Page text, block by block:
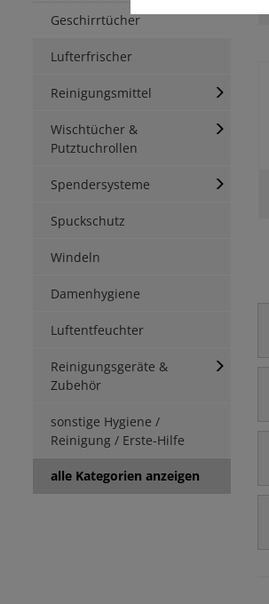
Geschirrtücher
Lufterfrischer
Reinigungsmittel
Wischtücher &
Putztuchrollen
Spendersysteme
Spuckschutz
Windeln
Damenhygiene
Luftentfeuchter
Reinigungsgeräte &
Zubehör
sonstige Hygiene /
Reinigung / Erste-Hilfe
alle Kategorien anzeigen